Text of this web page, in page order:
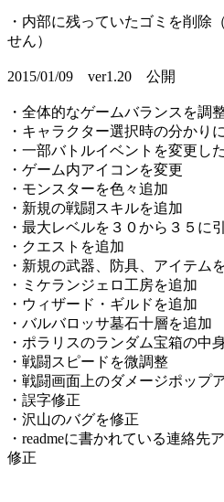
・内部に残っていたゴミを削除
せん）
2015/01/09 ver1.20 公開
・全体的なゲームバランスを調
・キャラクター選択時の分かり
・一部バトルイベントを変更し
・ゲーム内アイコンを変更
・モンスターを色々追加
・新規の戦闘スキルを追加
・最大レベルを３０から３５に
・クエストを追加
・新規の武器、防具、アイテム
・ミケランジェロ工房を追加
・ウィザード・ギルドを追加
・バルバロッサ墓石十層を追加
・ポラリスのランダム宝箱の中
・戦闘スピードを微調整
・戦闘画面上のダメージポップ
・誤字修正
・沢山のバグを修正
・readmeに書かれている連絡先
修正